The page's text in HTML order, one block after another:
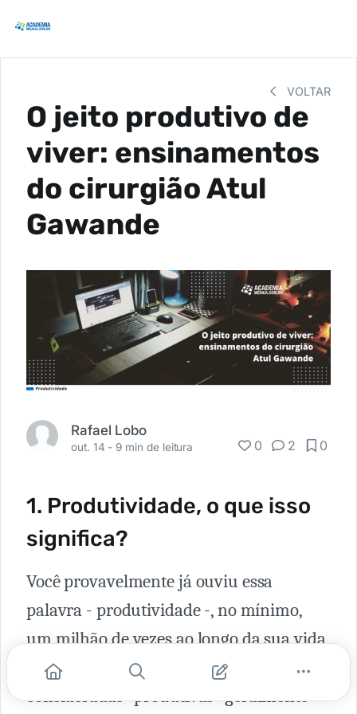
VOLTAR
O jeito produtivo de
viver: ensinamentos
do cirurgião Atul
Gawande
Rafael Lobo
out. 14 - 9 min de leitura 0 2 0
1. Produtividade, o que isso
significa?
Você provavelmente já ouviu essa
palavra - produtividade -, no mínimo,
um milhão de vezes ao longo da sua vida
e sabe muito bem que pessoas
consideradas “produtivas" geralmente